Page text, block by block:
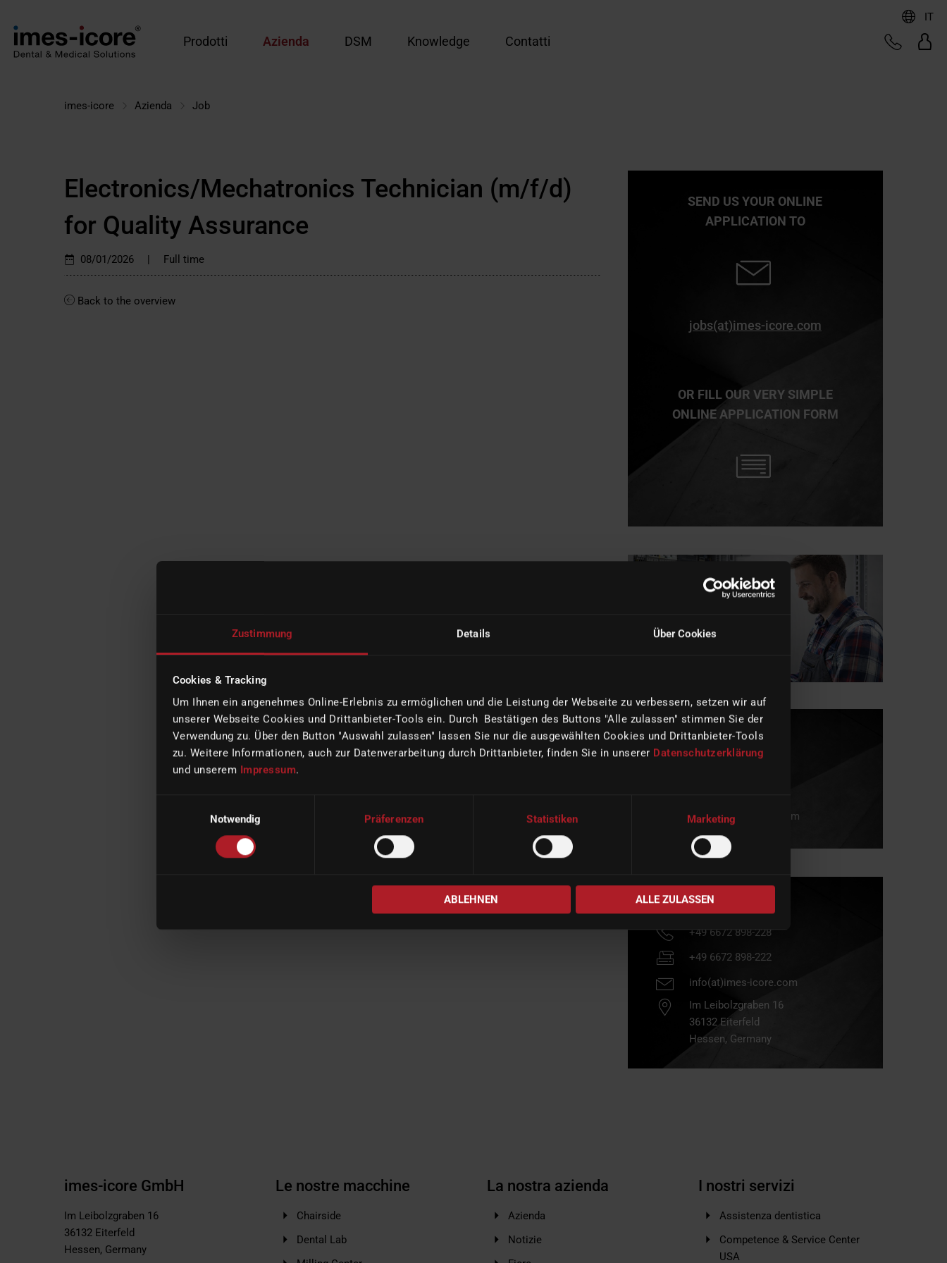
Zustimmung Details Über Cookies
Cookies & Tracking
Um Ihnen ein angenehmes Online-Erlebnis zu ermöglichen und die Leistung der Webseite zu verbessern, setzen wir auf
unserer Webseite Cookies und Drittanbieter-Tools ein. Durch Bestätigen des Buttons "Alle zulassen" stimmen Sie der
Verwendung zu. Über den Button "Auswahl zulassen" lassen Sie nur die ausgewählten Cookies und Drittanbieter-Tools
zu. Weitere Informationen, auch zur Datenverarbeitung durch Drittanbieter, finden Sie in unserer Datenschutzerklärung
und unserem Impressum.
Notwendig
Präferenzen Statistiken Marketing
ABLEHNEN ALLE ZULASSEN
Prodotti Azienda DSM Knowledge Contatti
IT
imes-icore Azienda Job
Electronics/Mechatronics Technician (m/f/d)
for Quality Assurance
08/01/2026 | Full time
Back to the overview
SEND US YOUR ONLINE
APPLICATION TO
jobs(at)imes-icore.com
OR FILL OUR VERY SIMPLE
ONLINE APPLICATION FORM
HUMAN RESOURCES
HELENA TOBERGTE
jobs(at)imes-icore.com
IMES-ICORE GMBH
+49 6672 898-228
+49 6672 898-222
info(at)imes-icore.com
Im Leibolzgraben 16
36132 Eiterfeld
Hessen, Germany
imes-icore GmbH
Im Leibolzgraben 16
36132 Eiterfeld
Hessen, Germany
Le nostre macchine
Chairside
Dental Lab
La nostra azienda
Azienda
Notizie
I nostri servizi
Assistenza dentistica
Competence & Service Center
USA